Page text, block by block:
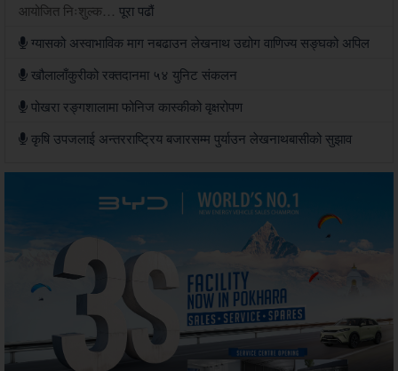
आयोजित निःशुल्क… पूरा पढौं
ग्यासको अस्वाभाविक माग नबढाउन लेखनाथ उद्योग वाणिज्य सङ्घको अपिल
खौलालाँकुरीको रक्तदानमा ५४ युनिट संकलन
पोखरा रङ्गशालामा फोनिज कास्कीको वृक्षरोपण
कृषि उपजलाई अन्तरराष्ट्रिय बजारसम्म पुर्याउन लेखनाथबासीको सुझाव